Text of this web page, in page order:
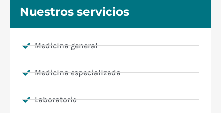
Nuestros servicios
Medicina general
Medicina especializada
Laboratorio